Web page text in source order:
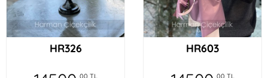
HR326
,00 TL
HR603
,00 TL